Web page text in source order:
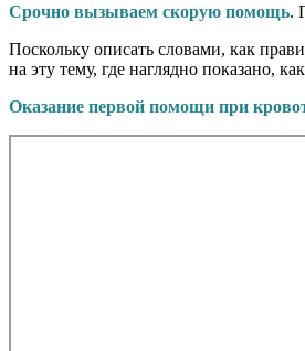
Срочно вызываем скорую помощь.
Поскольку описать словами, как
на эту тему, где наглядно показано,
Оказание первой помощи при